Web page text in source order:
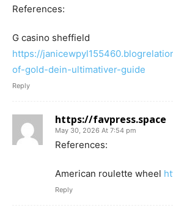
References:
G casino sheffield
https://
of-gold-dein-ultimativer-guide
Reply
https://favpress.space
May 30, 2026 At 7:54 pm
References:
American roulette wheel
Reply